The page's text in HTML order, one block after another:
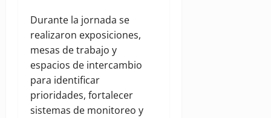
Durante la jornada se
realizaron exposiciones,
mesas de trabajo y
espacios de intercambio
para identificar
prioridades, fortalecer
sistemas de monitoreo y